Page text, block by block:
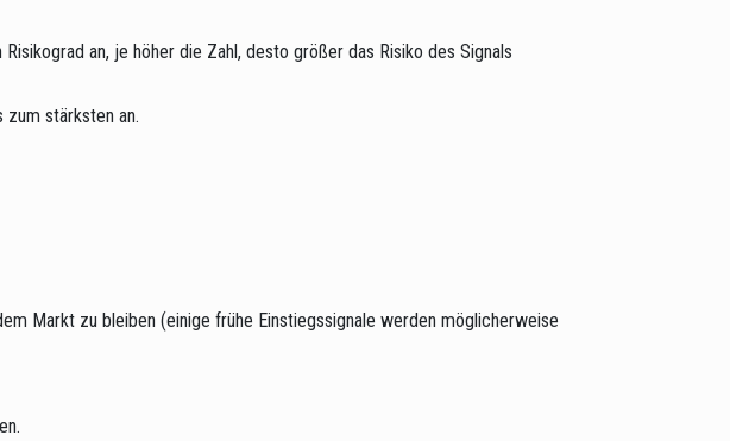
an, je höher die Zahl, desto größer das Risiko des Signals
stärksten an.
Markt zu bleiben (einige frühe Einstiegssignale werden möglicherweise